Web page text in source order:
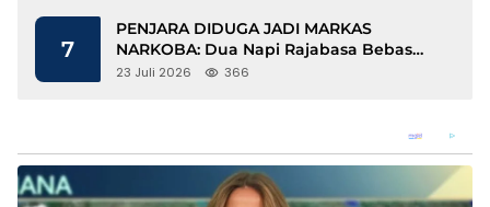
7
PENJARA DIDUGA JADI MARKAS
NARKOBA: Dua Napi Rajabasa Bebas
Gunakan HP, Muncul Dugaan
23 Juli 2026 366